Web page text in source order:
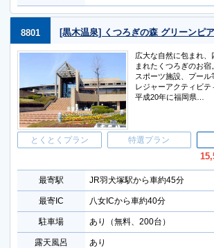
8801 [黒木温泉] くつろぎの森 グリーンピ
広大な自然に包まれ、
まれたくつろぎのお
スポーツ施設、プー
レジャーアクティビテ
平成20年に福岡県…
とくとくプラン 特選プラン
最寄駅 JR羽犬塚駅から車約45分
最寄IC 八女ICから車約40分
駐車場 あり（無料、200台）
露天風呂 あり